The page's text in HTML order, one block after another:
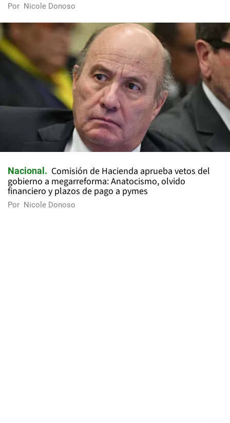
Por Nicole Donoso
Nacional
Comisión de Hacienda aprueba vetos del
gobierno a megarreforma: Anatocismo, olvido
financiero y plazos de pago a pymes
Por Nicole Donoso